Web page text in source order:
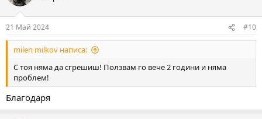
i
s
:
21 Май 2024 #10
milen milkov написа:
С тоя няма да сгрешиш! Ползвам го вече 2 години и няма
проблем!
Благодаря